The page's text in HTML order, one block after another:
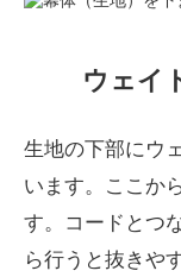
ウェイ
生地の下部にウ
います。ここか
す。コードとつ
ら行うと抜きや